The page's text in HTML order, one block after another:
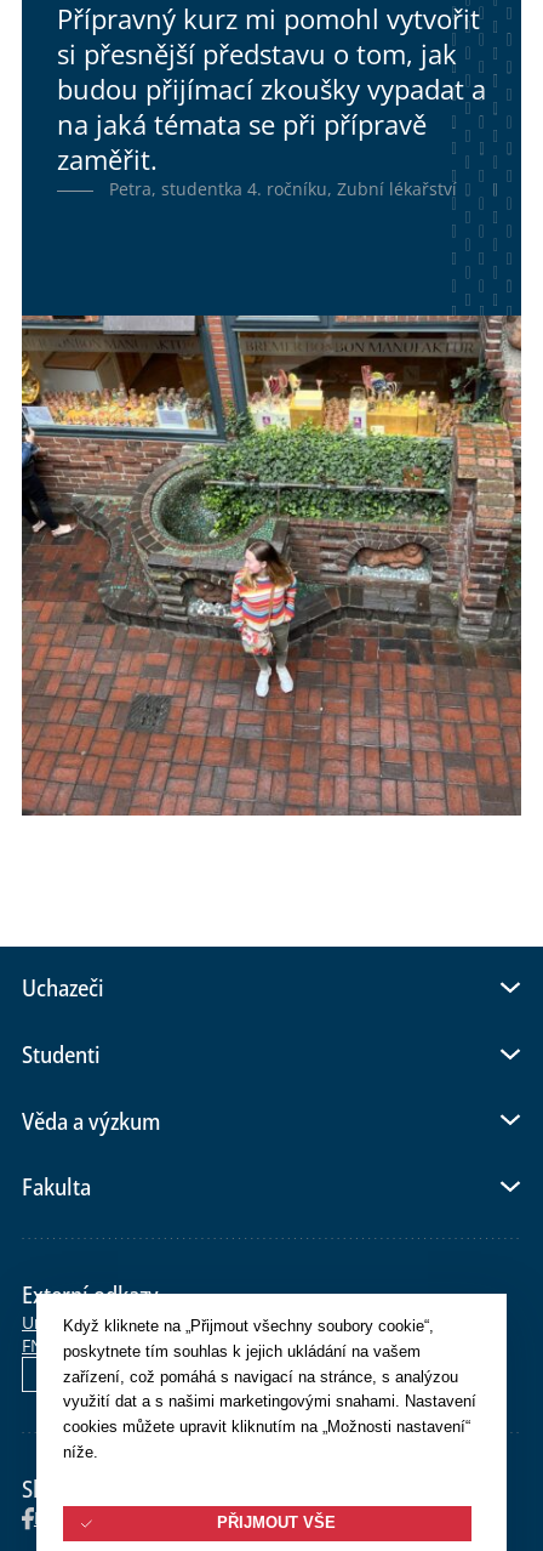
Přípravný kurz mi pomohl vytvořit
si přesnější představu o tom, jak
budou přijímací zkoušky vypadat a
na jaká témata se při přípravě
zaměřit.
Petra, studentka 4. ročníku, Zubní lékařství
Uchazeči
Studenti
Věda a výzkum
Fakulta
Externí odkazy
Univerzita KarlovaE-shopPo>StudiumSiSMoodleOBD
FN PlzeňWhois WebmailHelpdesk
English
Sledujte nás
Facebook Instagram YouTube
Když kliknete na „Přijmout všechny soubory cookie“,
poskytnete tím souhlas k jejich ukládání na vašem
zařízení, což pomáhá s navigací na stránce, s analýzou
využití dat a s našimi marketingovými snahami. Nastavení
cookies můžete upravit kliknutím na „Možnosti nastavení“
níže.
PŘIJMOUT VŠE